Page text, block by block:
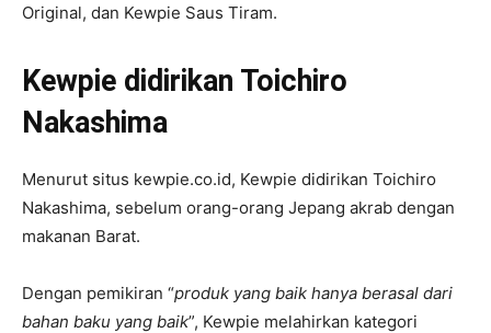
Original, dan Kewpie Saus Tiram.
Kewpie didirikan Toichiro
Nakashima
Menurut situs kewpie.co.id, Kewpie didirikan Toichiro
Nakashima, sebelum orang-orang Jepang akrab dengan
makanan Barat.
Dengan pemikiran “produk yang baik hanya berasal dari
bahan baku yang baik”, Kewpie melahirkan kategori